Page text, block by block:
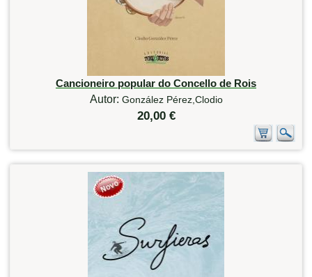
Cancioneiro popular do Concello de Rois
Autor: González Pérez,Clodio
20,00 €